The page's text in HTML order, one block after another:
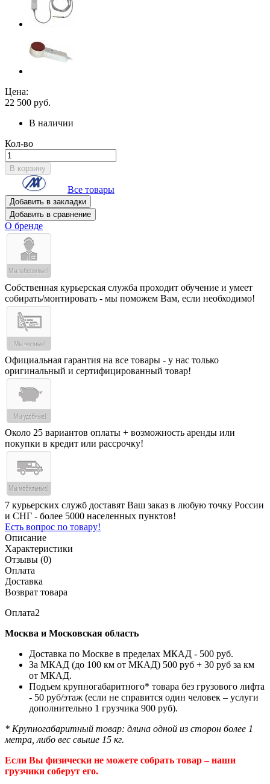
Цена:
22 500 руб.
В наличии
Кол-во
В корзину
Все товары
Добавить в закладки
Добавить в сравнение
О бренде
Собственная курьерская служба проходит обучение и умеет
собирать/монтировать - мы поможем Вам, если необходимо!
Официальная гарантия на все товары - у нас только
оригинальный и сертифицированный товар!
Около 25 вариантов оплаты + возможность аренды или
покупки в кредит или рассрочку!
7 курьерских служб доставят Ваш заказ в любую точку России
и СНГ - более 5000 населенных пунктов!
Есть вопрос по товару!
Описание
Характеристики
Отзывы (0)
Оплата
Доставка
Возврат товара
Оплата2
Москва и Московская область
Доставка по Москве в пределах МКАД - 500 руб.
За МКАД (до 100 км от МКАД) 500 руб + 30 руб за км
от МКАД.
Подъем крупногабаритного* товара без грузового лифта
- 50 руб/этаж (если не справится один человек – услуги
дополнительно 1 грузчика 900 руб).
* Крупногабаритный товар: длина одной из сторон более 1
метра, либо вес свыше 15 кг.
Если Вы физически не можете собрать товар – наши
грузчики соберут его.